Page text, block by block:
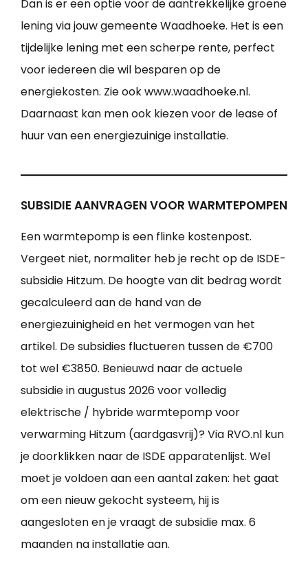
Dan is er een optie voor de aantrekkelijke groene
lening via jouw gemeente Waadhoeke. Het is een
tijdelijke lening met een scherpe rente, perfect
voor iedereen die wil besparen op de
energiekosten. Zie ook www.waadhoeke.nl.
Daarnaast kan men ook kiezen voor de lease of
huur van een energiezuinige installatie.
SUBSIDIE AANVRAGEN VOOR WARMTEPOMPEN
Een warmtepomp is een flinke kostenpost.
Vergeet niet, normaliter heb je recht op de ISDE-
subsidie Hitzum. De hoogte van dit bedrag wordt
gecalculeerd aan de hand van de
energiezuinigheid en het vermogen van het
artikel. De subsidies fluctueren tussen de €700
tot wel €3850. Benieuwd naar de actuele
subsidie in augustus 2026 voor volledig
elektrische / hybride warmtepomp voor
verwarming Hitzum (aardgasvrij)? Via RVO.nl kun
je doorklikken naar de ISDE apparatenlijst. Wel
moet je voldoen aan een aantal zaken: het gaat
om een nieuw gekocht systeem, hij is
aangesloten en je vraagt de subsidie max. 6
maanden na installatie aan.